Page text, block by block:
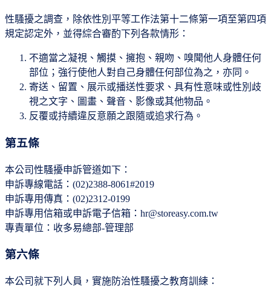
性騷擾之調查，除依性別平等工作法第十二條第一項至第四項
規定認定外，並得綜合審酌下列各款情形：
不適當之凝視、觸摸、擁抱、親吻、嗅聞他人身體任何
部位；強行使他人對自己身體任何部位為之，亦同。
寄送、留置、展示或播送性要求、具有性意味或性別歧
視之文字、圖畫、聲音、影像或其他物品。
反覆或持續違反意願之跟隨或追求行為。
第五條
本公司性騷擾申訴管道如下：
申訴專線電話：(02)2388-8061#2019
申訴專用傳真：(02)2312-0199
申訴專用信箱或申訴電子信箱：hr@storeasy.com.tw
專責單位：收多易總部-管理部
第六條
本公司就下列人員，實施防治性騷擾之教育訓練：